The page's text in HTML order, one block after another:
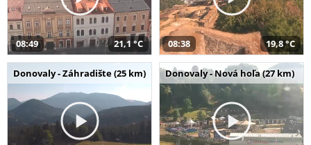
08:49 21,1 °C 08:38 19,8 °C
Donovaly - Záhradište (25 km) Donovaly - Nová hoľa (27 km)